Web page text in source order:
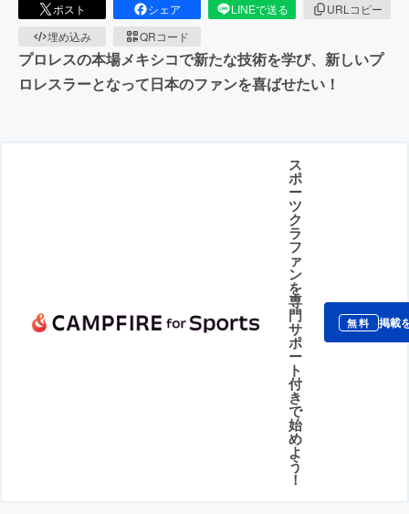
ポスト シェア LINEで送る
URLコピー
埋め込み
QRコード
プロレスの本場メキシコで新たな技術を学び、新しいプ
ロレスラーとなって日本のファンを喜ばせたい！
ス
ポ
ー
ツ
ク
ラ
フ
ァ
ン
を
専
門
サ
ポ
ー
ト
付
き
で
始
め
よ
う
！
無料 掲載